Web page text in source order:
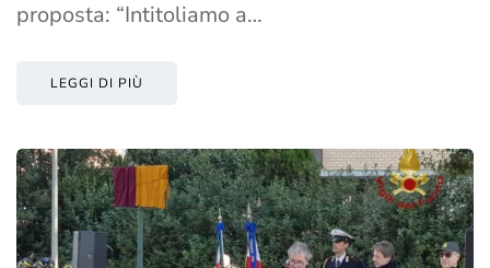
proposta: “Intitoliamo a…
LEGGI DI PIÙ